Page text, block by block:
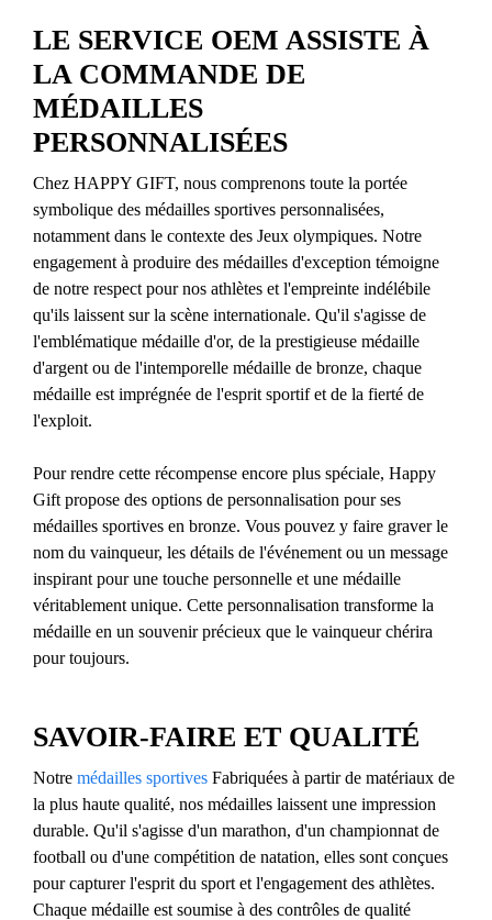
LE SERVICE OEM ASSISTE À
LA COMMANDE DE
MÉDAILLES
PERSONNALISÉES
Chez HAPPY GIFT, nous comprenons toute la portée
symbolique des médailles sportives personnalisées,
notamment dans le contexte des Jeux olympiques. Notre
engagement à produire des médailles d'exception témoigne
de notre respect pour nos athlètes et l'empreinte indélébile
qu'ils laissent sur la scène internationale. Qu'il s'agisse de
l'emblématique médaille d'or, de la prestigieuse médaille
d'argent ou de l'intemporelle médaille de bronze, chaque
médaille est imprégnée de l'esprit sportif et de la fierté de
l'exploit.
Pour rendre cette récompense encore plus spéciale, Happy
Gift propose des options de personnalisation pour ses
médailles sportives en bronze. Vous pouvez y faire graver le
nom du vainqueur, les détails de l'événement ou un message
inspirant pour une touche personnelle et une médaille
véritablement unique. Cette personnalisation transforme la
médaille en un souvenir précieux que le vainqueur chérira
pour toujours.
SAVOIR-FAIRE ET QUALITÉ
Notre médailles sportivesFabriquées à partir de matériaux de
la plus haute qualité, nos médailles laissent une impression
durable. Qu'il s'agisse d'un marathon, d'un championnat de
football ou d'une compétition de natation, elles sont conçues
pour capturer l'esprit du sport et l'engagement des athlètes.
Chaque médaille est soumise à des contrôles de qualité